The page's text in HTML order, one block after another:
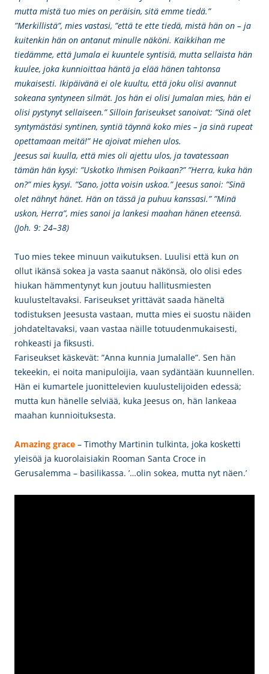
mutta mistä tuo mies on peräisin, sitä emme tiedä.”
”Merkillistä”, mies vastasi, ”että te ette tiedä, mistä hän on – ja
kuitenkin hän on antanut minulle näköni. Kaikkihan me
tiedämme, että Jumala ei kuuntele syntisiä, mutta sellaista hän
kuulee, joka kunnioittaa häntä ja elää hänen tahtonsa
mukaisesti. Ikipäivänä ei ole kuultu, että joku olisi avannut
sokeana syntyneen silmät. Jos hän ei olisi Jumalan mies, hän ei
olisi pystynyt sellaiseen.” Silloin fariseukset sanoivat: ”Sinä olet
syntymästäsi syntinen, syntiä täynnä koko mies – ja sinä rupeat
opettamaan meitä!” He ajoivat miehen ulos.
Jeesus sai kuulla, että mies oli ajettu ulos, ja tavatessaan
tämän hän kysyi: ”Uskotko Ihmisen Poikaan?” ”Herra, kuka hän
on?” mies kysyi. ”Sano, jotta voisin uskoa.” Jeesus sanoi: ”Sinä
olet nähnyt hänet. Hän on tässä ja puhuu kanssasi.” ”Minä
uskon, Herra”, mies sanoi ja lankesi maahan hänen eteensä.
(Joh. 9: 24–38)
Tuo mies tekee minuun vaikutuksen. Luulisi että kun on
ollut ikänsä sokea ja vasta saanut näkönsä, olo olisi edes
hiukan hämmentynyt kun joutuu hallitusmiesten
kuulusteltavaksi. Fariseukset yrittävät saada häneltä
todistuksen Jeesusta vastaan, mutta mies ei suostu näiden
johdateltavaksi, vaan vastaa näille totuudenmukaisesti,
rohkeasti ja fiksusti.
Fariseukset käskevät: ”Anna kunnia Jumalalle”. Sen hän
tekeekin, ei noita manipuloijia, vaan sydäntään kuunnellen.
Hän ei kumartele juonittelevien kuulustelijoiden edessä;
mutta kun hänelle selviää, kuka Jeesus on, hän lankeaa
maahan kunnioituksesta.
Amazing grace – Timothy Martinin tulkinta, joka kosketti
yleisöä ja kuorolaisiakin Rooman Santa Croce in
Gerusalemma – basilikassa. ’…olin sokea, mutta nyt näen.’